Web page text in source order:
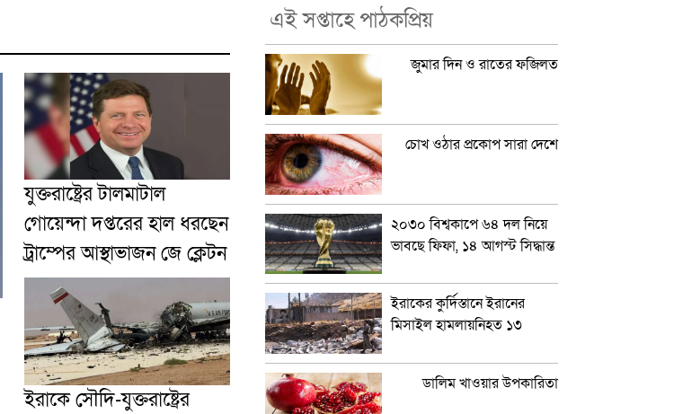
যুক্তরাষ্ট্রের টালমাটাল
গোয়েন্দা দপ্তরের হাল ধরছেন
ট্রাম্পের আস্থাভাজন জে ক্লেটন
ইরাকে সৌদি-যুক্তরাষ্ট্রের
এই সপ্তাহে পাঠকপ্রিয়
জুমার দিন ও রাতের ফজিলত
চোখ ওঠার প্রকোপ সারা দেশে
২০৩০ বিশ্বকাপে ৬৪ দল নিয়ে
ভাবছে ফিফা, ১৪ আগস্ট সিদ্ধান্ত
ইরাকের কুর্দিস্তানে ইরানের
মিসাইল হামলায়নিহত ১৩
ডালিম খাওয়ার উপকারিতা